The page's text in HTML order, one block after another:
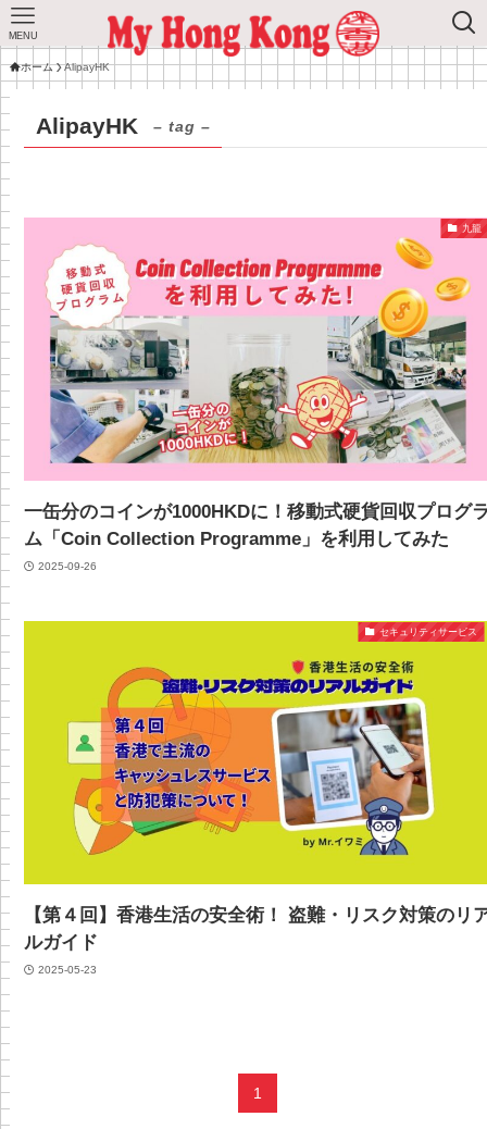
MENU
ホーム AlipayHK
AlipayHK – tag –
九龍
一缶分のコインが1000HKDに！移動式硬貨回収プログ
ム「Coin Collection Programme」を利用してみた
2025-09-26
セキュリティサービス
【第４回】香港生活の安全術！ 盗難・リスク対策のリ
ルガイド
2025-05-23
1